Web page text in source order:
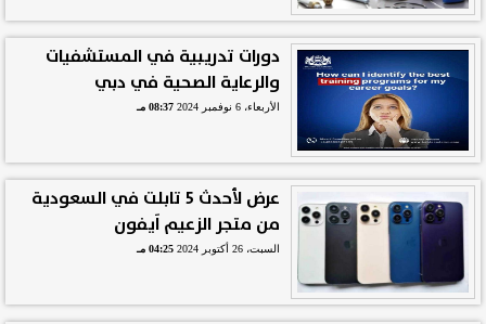
دورات تدريبية في المستشفيات
والرعاية الصحية في دبي
الأربعاء، 6 نوفمبر 2024 08:37 مـ
عرض لأحدث 5 تابلت في السعودية
من متجر الزعيم اَيفون
السبت، 26 أكتوبر 2024 04:25 مـ